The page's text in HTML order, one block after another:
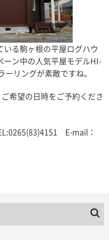
る駒ヶ根の平屋ログハウ
ーン中の人気平屋モデルHI-
リングが素敵ですね。
希望の日時をご予約くださ
E-mail：